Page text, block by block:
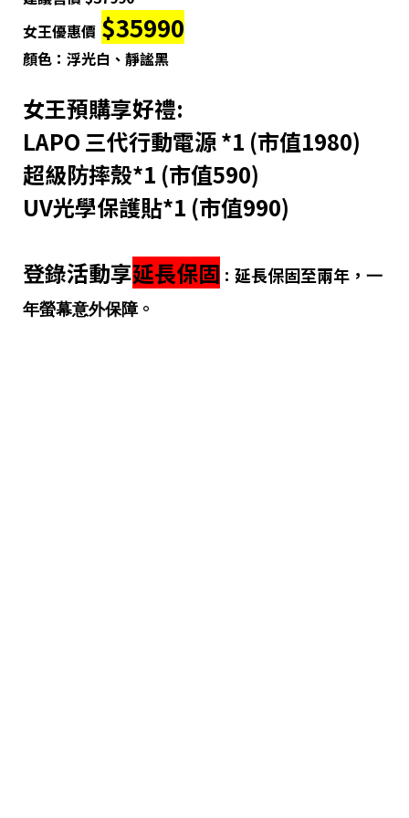
女王優惠價 $35990
顏色：浮光白、靜謐黑
女王預購享好禮:
LAPO 三代行動電源 *1 (市值1980)
超級防摔殼*1 (市值590)
UV光學保護貼*1 (市值990)
登錄活動享延長保固 ：延長保固至兩年，一
年螢幕意外保障。